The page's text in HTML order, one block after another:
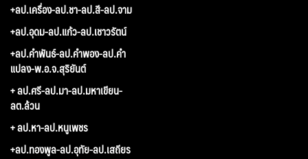
+ลป.เครื่อง-ลป.ชา-ลป.สี-ลป.จาม
+ลป.อุดม-ลป.แก้ว-ลป.เชาวรัตน์
+ลป.คำพันธ์-ลป.คำพอง-ลป.คำ
แปลง-พ.อ.จ.สุริยันต์
+ ลป.ศรี-ลป.มา-ลป.มหาเขียน-
ลต.ล้วน
+ ลป.หา-ลป.หนูเพชร
+ลป.ทองพูล-ลป.อุทัย-ลป.เสถียร